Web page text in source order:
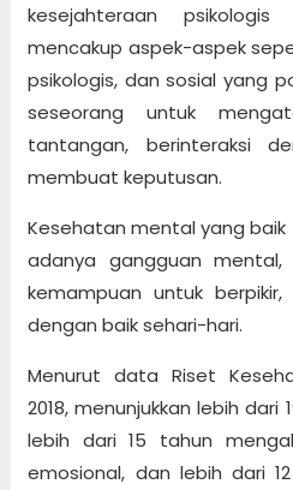
kesejahteraan psikologis
mencakup aspek-aspek
psikologis, dan sosial yang
seseorang untuk
tantangan, berinteraksi
membuat keputusan.
Kesehatan mental yang
adanya gangguan
kemampuan untuk
dengan baik sehari-hari.
Menurut data Riset
2018, menunjukkan lebih
lebih dari 15 tahun
emosional, dan lebih dari